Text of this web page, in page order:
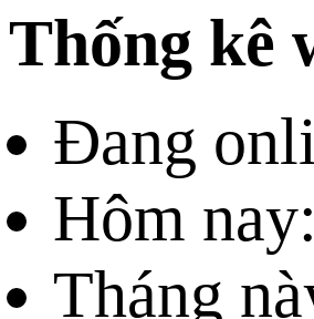
Thống kê
Đang
Hôm
Tháng